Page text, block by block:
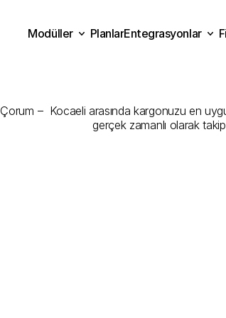
Çorum –  Kocaeli arasında kargonuzu en
gerçek zamanlı olarak
Modüller
PlanlarEntegrasyonlar